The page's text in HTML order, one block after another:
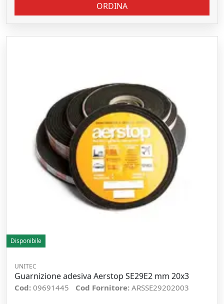
ORDINA
Disponibile
UNITEC
Guarnizione adesiva Aerstop SE29E2 mm 20x3
Cod: 09691445 Cod Fornitore: ARSSE29202003